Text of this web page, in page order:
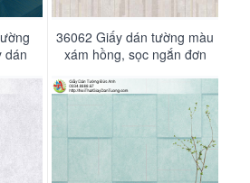
Headline
dán
36062 Giấy dán tường màu
xám hồng, sọc ngắn đơn
sọc
37053 Giấy dán tường màu
xám đơn giản hot nhất hiện